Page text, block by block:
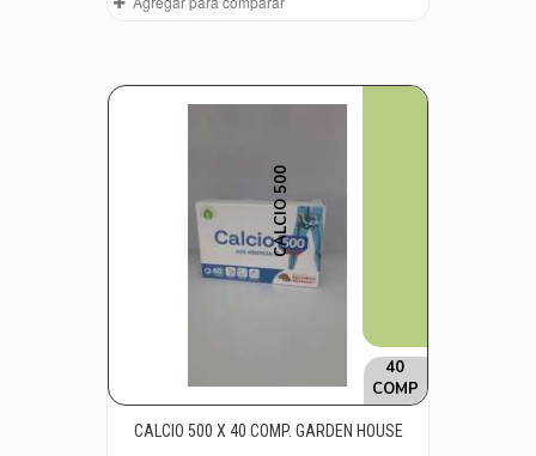
CALCIO 500
40
COMP
CALCIO 500 X 40 COMP. GARDEN HOUSE